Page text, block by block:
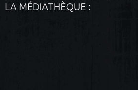
LA MÉDIATHÈQUE :